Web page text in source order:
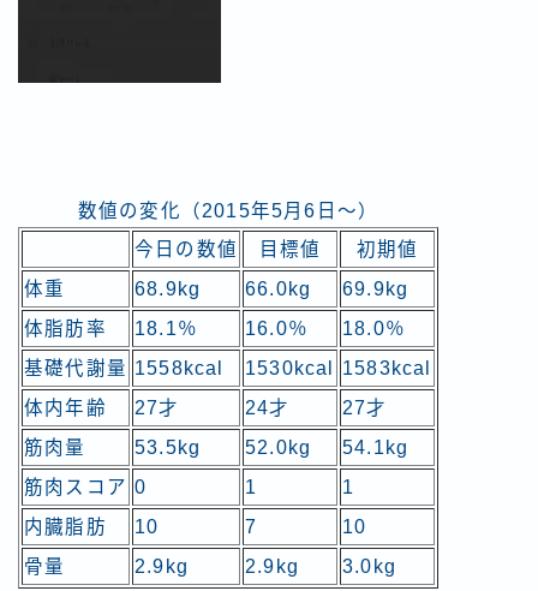
数値の変化（2015年5月6日～）
今日の数値
目標値
初期値
体重
68.9kg 66.0kg
69.9kg
体脂肪率
18.1％ 16.0％
18.0％
基礎代謝量 1558kcal 1530kcal
1583kcal
体内年齢
27才 24才
27才
筋肉量
53.5kg 52.0kg
54.1kg
筋肉スコア 0 1
1
内臓脂肪
10 7
10
骨量
2.9kg 2.9kg 3.0kg